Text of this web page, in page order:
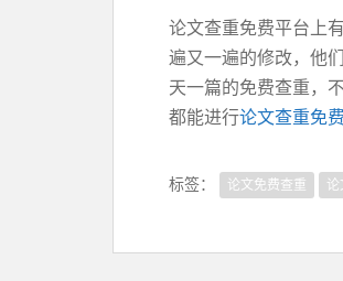
论文查重免费平台上
遍又一遍的修改，他
天一篇的免费查重，
都能进行论文查重免费
标签： 论文免费查重